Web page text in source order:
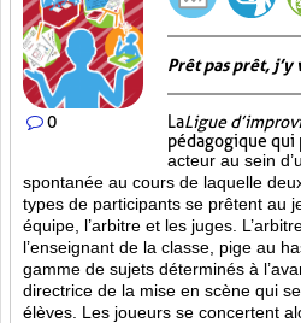
0
Prêt pas prêt, j’y
LaLigue
pédagogique qui
acteur au sein
spontanée au cours de laquelle
types de participants se prêtent au
équipe, l’arbitre et les juges.
l’enseignant de la classe, pige au
gamme de sujets déterminés à
directrice de la mise en scène qui
élèves. Les joueurs se concertent